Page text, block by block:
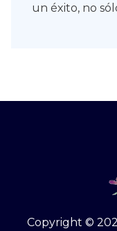
un éxito, no
Copyright ©